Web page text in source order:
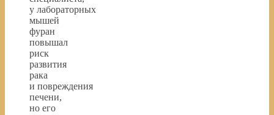
у лабораторных
мышей
фуран
повышал
риск
развития
рака
и повреждения
печени,
но его